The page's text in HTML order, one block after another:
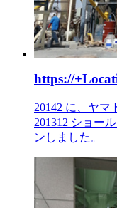
https://
20142 に、ヤマ
201312 ショー
ンしました。